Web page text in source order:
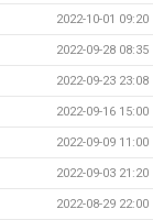
2022-10-01 09:20
2022-09-28 08:35
2022-09-23 23:08
2022-09-16 15:00
2022-09-09 11:00
2022-09-03 21:20
2022-08-29 22:00